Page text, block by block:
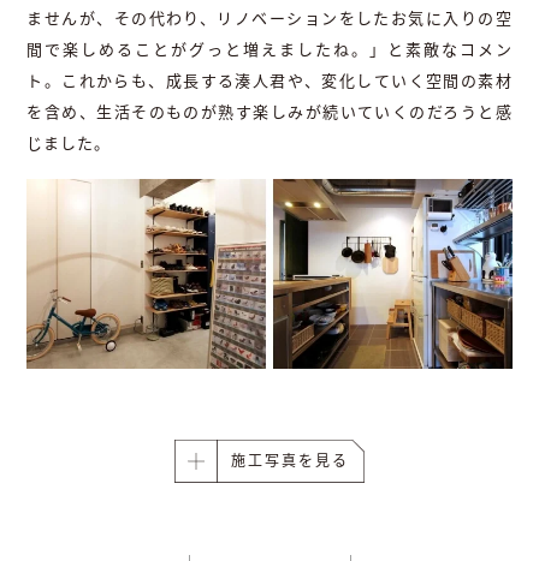
ませんが、その代わり、リノベーションをしたお気に入りの空
間で楽しめることがグっと増えましたね。」と素敵なコメン
ト。これからも、成長する湊人君や、変化していく空間の素材
を含め、生活そのものが熟す楽しみが続いていくのだろうと感
じました。
施工写真を見る